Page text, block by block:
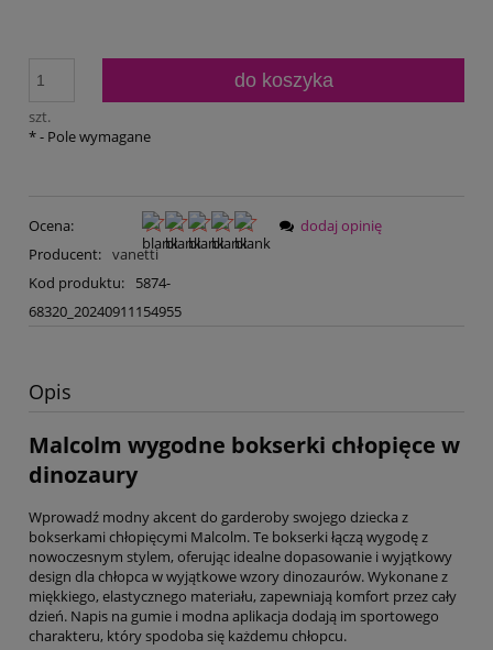
szt.
do koszyka
*- Pole wymagane
Ocena:
Producent: vanetti
Kod produktu:
5874-
68320_20240911154955
dodaj opinię
Opis
Malcolm wygodne bokserki chłopięce w
dinozaury
Wprowadź modny akcent do garderoby swojego dziecka z
bokserkami chłopięcymi Malcolm. Te bokserki łączą wygodę z
nowoczesnym stylem, oferując idealne dopasowanie i wyjątkowy
design dla chłopca w wyjątkowe wzory dinozaurów. Wykonane z
miękkiego, elastycznego materiału, zapewniają komfort przez cały
dzień. Napis na gumie i modna aplikacja dodają im sportowego
charakteru, który spodoba się każdemu chłopcu.